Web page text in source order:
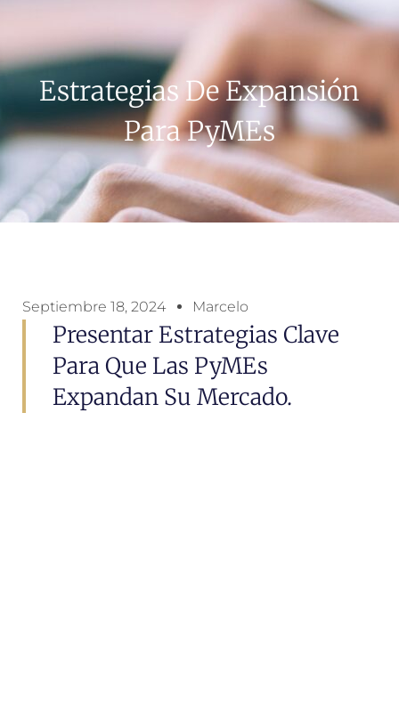
Estrategias De Expansión
Para PyMEs
Septiembre 18, 2024 Marcelo
Presentar Estrategias Clave
Para Que Las PyMEs
Expandan Su Mercado.